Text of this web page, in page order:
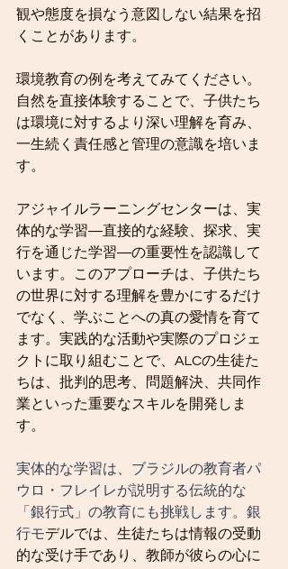
観や態度を損なう意図しない結果を招
くことがあります。
環境教育の例を考えてみてください。
自然を直接体験することで、子供たち
は環境に対するより深い理解を育み、
一生続く責任感と管理の意識を培いま
す。
アジャイルラーニングセンターは、実
体的な学習―直接的な経験、探求、実
行を通じた学習―の重要性を認識して
います。このアプローチは、子供たち
の世界に対する理解を豊かにするだけ
でなく、学ぶことへの真の愛情を育て
ます。実践的な活動や実際のプロジェ
クトに取り組むことで、ALCの生徒た
ちは、批判的思考、問題解決、共同作
業といった重要なスキルを開発しま
す。
実体的な学習は、ブラジルの教育者パ
ウロ・フレイレが説明する伝統的な
「銀行式」の教育にも挑戦します。銀
行モデルでは、生徒たちは情報の受動
的な受け手であり、教師が彼らの心に